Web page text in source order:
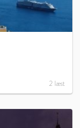
2 læst